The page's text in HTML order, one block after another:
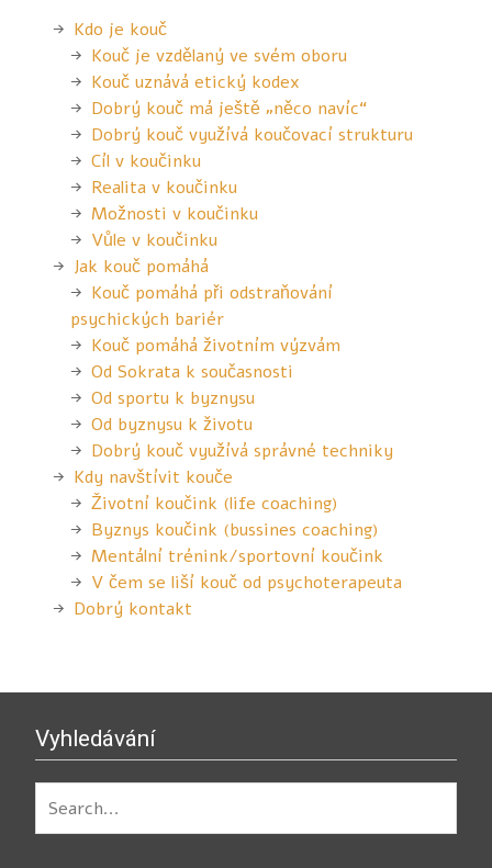
Kdo je kouč
Kouč je vzdělaný ve svém oboru
Kouč uznává etický kodex
Dobrý kouč má ještě „něco navíc“
Dobrý kouč využívá koučovací strukturu
Cíl v koučinku
Realita v koučinku
Možnosti v koučinku
Vůle v koučinku
Jak kouč pomáhá
Kouč pomáhá při odstraňování
psychických bariér
Kouč pomáhá životním výzvám
Od Sokrata k současnosti
Od sportu k byznysu
Od byznysu k životu
Dobrý kouč využívá správné techniky
Kdy navštívit kouče
Životní koučink (life coaching)
Byznys koučink (bussines coaching)
Mentální trénink/sportovní koučink
V čem se liší kouč od psychoterapeuta
Dobrý kontakt
Vyhledávání